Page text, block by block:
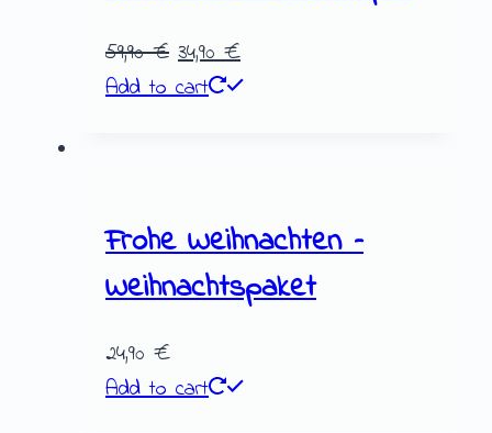
59,90€ 34,90€
Add to cart
Frohe Weihnachten –
Weihnachtspaket
24,90 €
Add to cart